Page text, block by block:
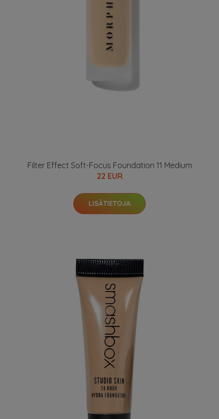
Filter Effect Soft-Focus Foundation 11 Medium
22 EUR
LISÄTIETOJA